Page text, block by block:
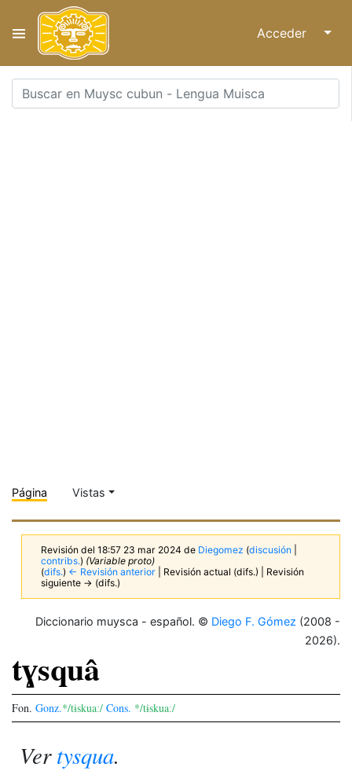
Acceder ↓
Página Vistas
Revisión del 18:57 23 mar 2024 de Diegomez (discusión
contribs.) (Variable proto)
(difs.) ← Revisión anterior | Revisión actual (difs.) | Revisión
siguiente → (difs.)
Diccionario muysca - español. © Diego F. Gómez (2008 -
2026).
tɣsquâ
Fon. Gonz.*/tɨskuaː/ Cons. */tɨskuaː/
Vertysqua.